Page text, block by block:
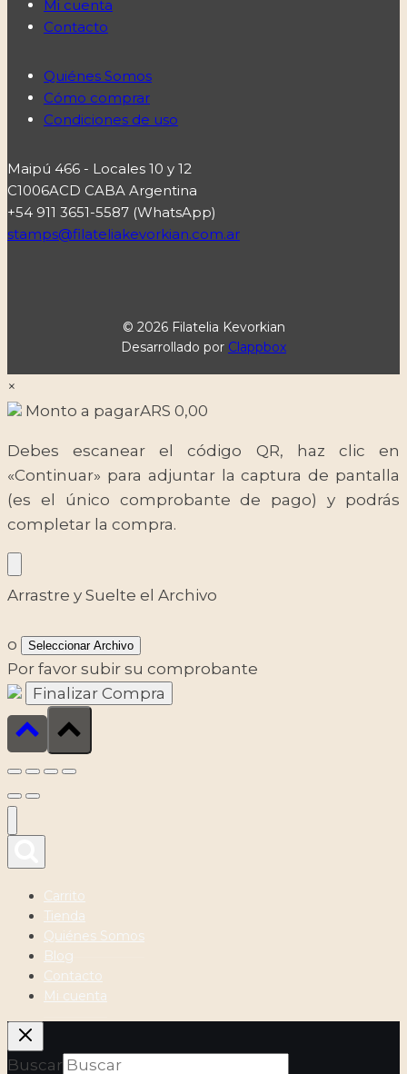
Mi cuenta
Contacto
Quiénes Somos
Cómo comprar
Condiciones de uso
Maipú 466 - Locales 10 y 12
C1006ACD CABA Argentina
+54 911 3651-5587 (WhatsApp)
stamps@filateliakevorkian.com.ar
© 2026 Filatelia Kevorkian
Desarrollado por Clappbox
×
Monto a pagarARS 0,00
Debes escanear el código QR, haz clic en
«Continuar» para adjuntar la captura de pantalla
(es el único comprobante de pago) y podrás
completar la compra.
Arrastre y Suelte el Archivo
o Seleccionar Archivo
Por favor subir su comprobante
Carrito
Tienda
Quiénes Somos
Blog
Contacto
Mi cuenta
Buscar